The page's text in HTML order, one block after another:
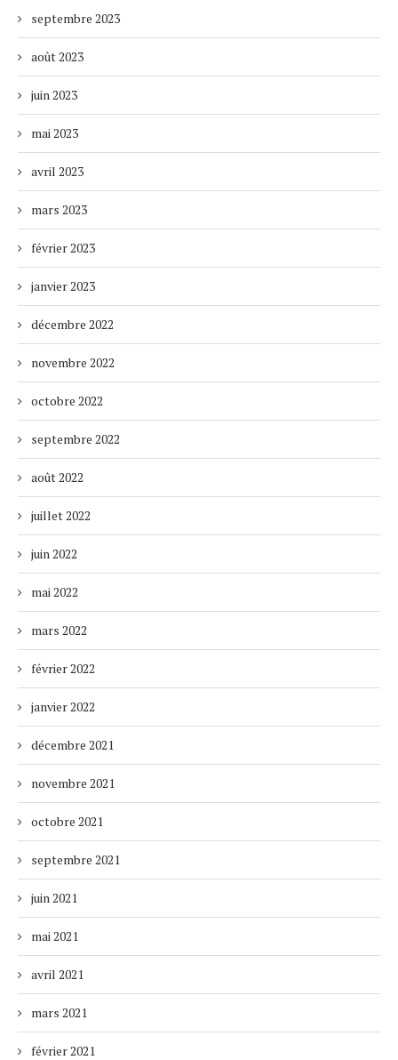
septembre 2023
août 2023
juin 2023
mai 2023
avril 2023
mars 2023
février 2023
janvier 2023
décembre 2022
novembre 2022
octobre 2022
septembre 2022
août 2022
juillet 2022
juin 2022
mai 2022
mars 2022
février 2022
janvier 2022
décembre 2021
novembre 2021
octobre 2021
septembre 2021
juin 2021
mai 2021
avril 2021
mars 2021
février 2021